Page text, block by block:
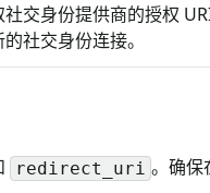
社交身份提供商的授权
社交身份连接。
redirect_uri 。确保